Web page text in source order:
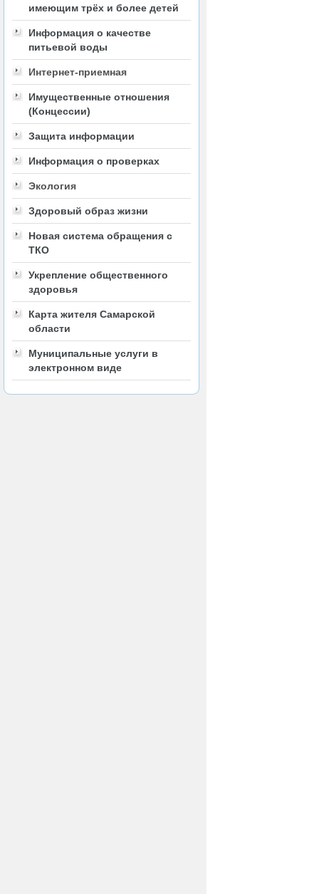
имеющим трёх и более детей
Информация о качестве
питьевой воды
Интернет-приемная
Имущественные отношения
(Концессии)
Защита информации
Информация о проверках
Экология
Здоровый образ жизни
Новая система обращения с
ТКО
Укрепление общественного
здоровья
Карта жителя Самарской
области
Муниципальные услуги в
электронном виде